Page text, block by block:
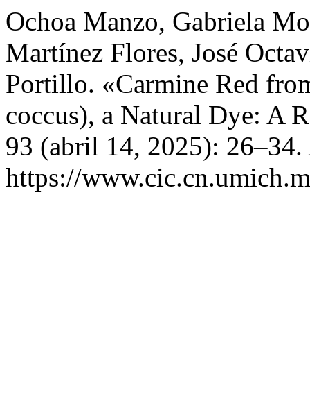
Ochoa Manzo, Gabriela
Martínez Flores, José
Portillo. «Carmine Red
coccus), a Natural Dye: A
93 (abril 14, 2025):
https://